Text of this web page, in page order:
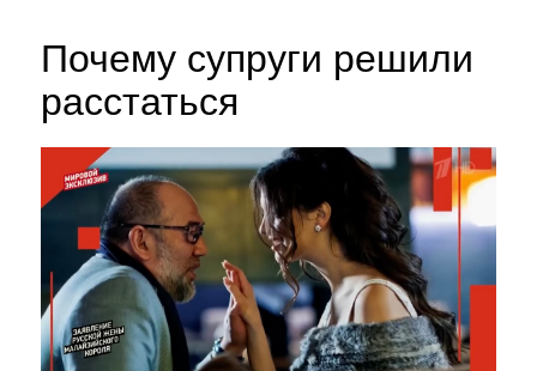
Почему супруги решили
расстаться